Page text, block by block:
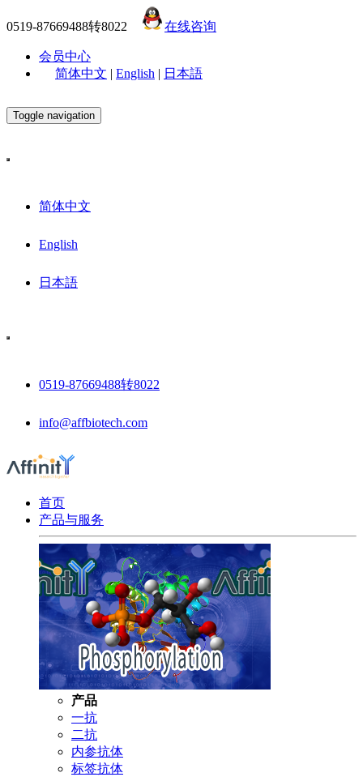
0519-87669488转8022 在线咨询
会员中心
简体中文 | English | 日本語
Toggle navigation
简体中文
English
日本語
0519-87669488转8022
info@affbiotech.com
首页
产品与服务
产品
一抗
二抗
内参抗体
标签抗体